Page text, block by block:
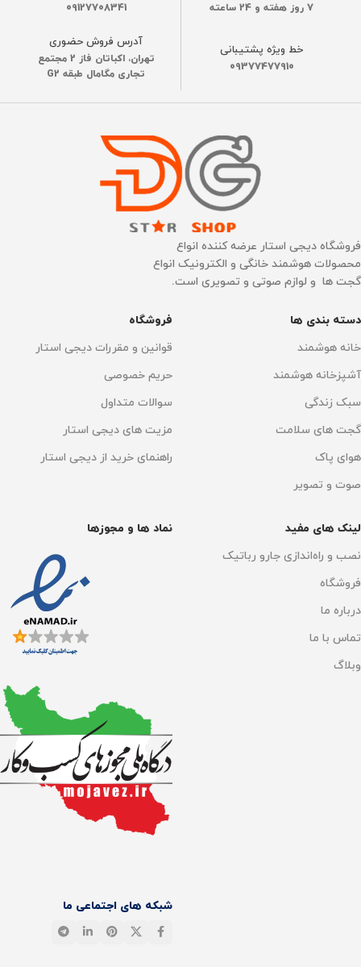
7 روز هفته و 24 ساعته 09127708341
خط ویژه پشتیبانی
09377477910
آدرس فروش حضوری
تهران، اکباتان فاز 2 مجتمع
تجاری مگامال طبقه G2
فروشگاه دیجی استار عرضه کننده انواع
محصولات هوشمند خانگی و الکترونیک انواع
گجت ها و لوازم صوتی و تصویری است.
دسته بندی ها
خانه هوشمند
آشپزخانه هوشمند
سبک زندگی
گجت های سلامت
هوای پاک
صوت و تصویر
فروشگاه
قوانین و مقررات دیجی استار
حریم خصوصی
سوالات متداول
مزیت های دیجی استار
راهنمای خرید از دیجی استار
لینک های مفید
نصب و راه‌اندازی جارو رباتیک
فروشگاه
درباره ما
تماس با ما
وبلاگ
نماد ها و مجوزها
شبکه های اجتماعی ما